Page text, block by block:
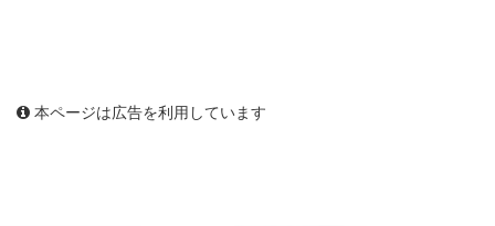
本ページは広告を利用しています